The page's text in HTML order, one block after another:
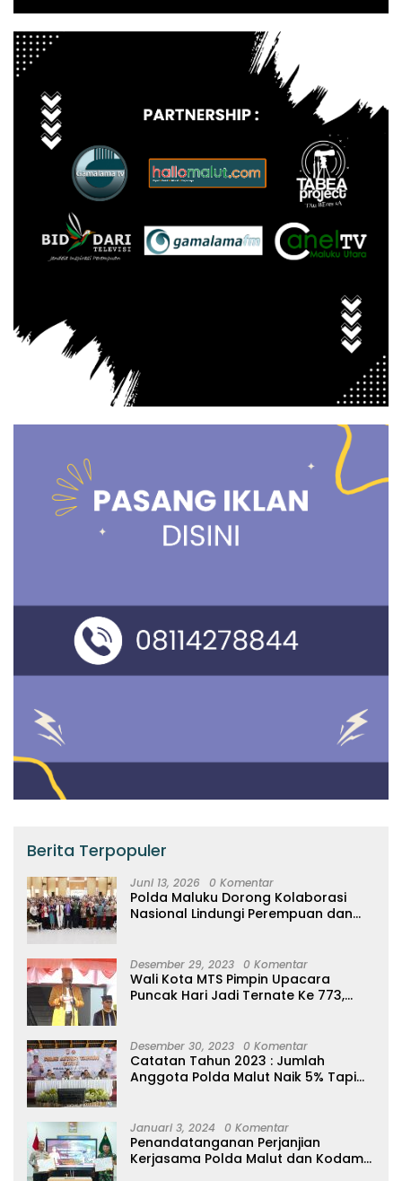
Berita Terpopuler
Juni 13, 2026 0 Komentar
Polda Maluku Dorong Kolaborasi
Nasional Lindungi Perempuan dan
Desember 29, 2023 0 Komentar
Wali Kota MTS Pimpin Upacara
Puncak Hari Jadi Ternate Ke 773,
Desember 30, 2023 0 Komentar
Catatan Tahun 2023 : Jumlah
Anggota Polda Malut Naik 5% Tapi
Januari 3, 2024 0 Komentar
Penandatanganan Perjanjian
Kerjasama Polda Malut dan Kodam